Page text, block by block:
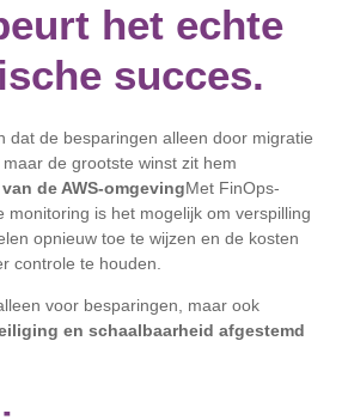
het echte
succes.
dat de besparingen alleen door migratie
de grootste winst zit hem
de AWS-omgevingMet FinOps-
monitoring is het mogelijk om verspilling
opnieuw toe te wijzen en de kosten
controle te houden.
voor besparingen, maar ook
en schaalbaarheid afgestemd